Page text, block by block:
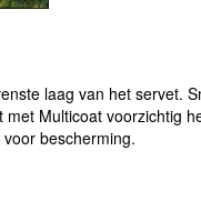
laag van het servet.
Multicoat voorzichtig
bescherming.